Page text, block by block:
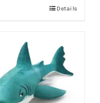
Details